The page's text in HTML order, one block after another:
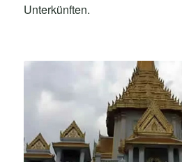
Unterkünften.